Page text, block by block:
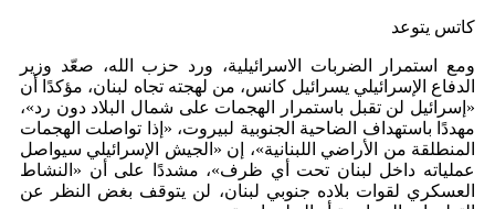
كاتس يتوعد
ومع استمرار الضربات الاسرائيلية، ورد حزب الله، صعّد وزير
الدفاع الإسرائيلي يسرائيل كانس، من لهجته تجاه لبنان، مؤكدًا أن
«إسرائيل لن تقبل باستمرار الهجمات على شمال البلاد دون رد»،
مهددًا باستهداف الضاحية الجنوبية لبيروت، «إذا تواصلت الهجمات
المنطلقة من الأراضي اللبنانية»، إن «الجيش الإسرائيلي سيواصل
عملياته داخل لبنان تحت أي ظرف»، مشددًا على أن «النشاط
العسكري لقوات بلاده جنوبي لبنان، لن يتوقف بغض النظر عن